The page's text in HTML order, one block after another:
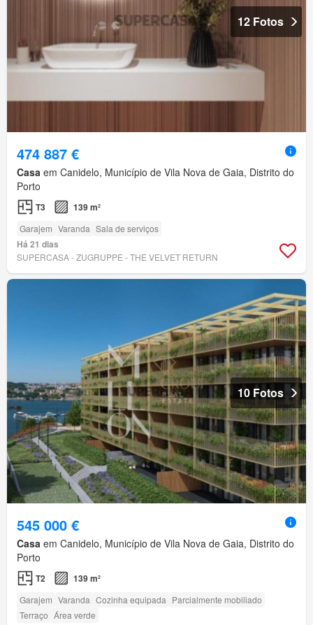
12 Fotos
474 887 €
Casa em Canidelo, Município de Vila Nova de Gaia, Distrito do
Porto
T3 139 m²
Garajem Varanda Sala de serviços
Há 21 dias
SUPERCASA - ZUGRUPPE - THE VELVET RETURN
10 Fotos
545 000 €
Casa em Canidelo, Município de Vila Nova de Gaia, Distrito do
Porto
T2 139 m²
Garajem Varanda Cozinha equipada Parcialmente mobiliado
Terraço Área verde